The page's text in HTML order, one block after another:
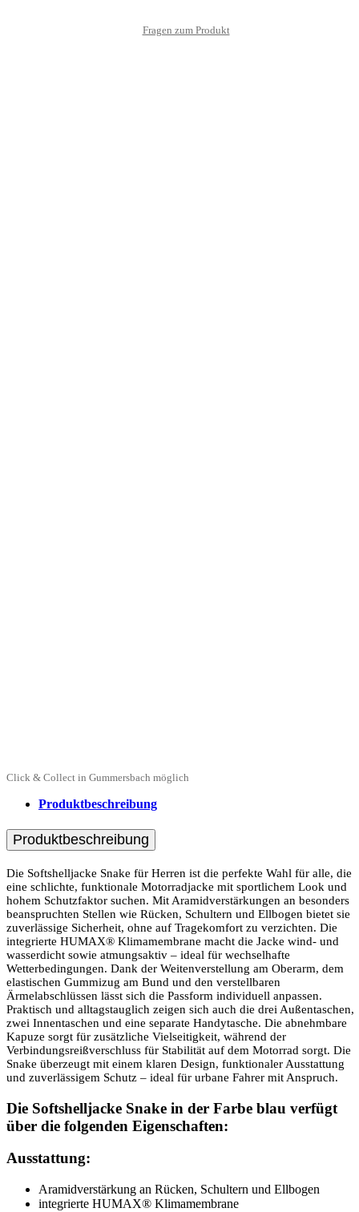
Fragen zum Produkt
Click & Collect in Gummersbach möglich
Produktbeschreibung
Produktbeschreibung
Die Softshelljacke Snake für Herren ist die perfekte Wahl für alle, die
eine schlichte, funktionale Motorradjacke mit sportlichem Look und
hohem Schutzfaktor suchen. Mit Aramidverstärkungen an besonders
beanspruchten Stellen wie Rücken, Schultern und Ellbogen bietet sie
zuverlässige Sicherheit, ohne auf Tragekomfort zu verzichten. Die
integrierte HUMAX® Klimamembrane macht die Jacke wind- und
wasserdicht sowie atmungsaktiv – ideal für wechselhafte
Wetterbedingungen. Dank der Weitenverstellung am Oberarm, dem
elastischen Gummizug am Bund und den verstellbaren
Ärmelabschlüssen lässt sich die Passform individuell anpassen.
Praktisch und alltagstauglich zeigen sich auch die drei Außentaschen,
zwei Innentaschen und eine separate Handytasche. Die abnehmbare
Kapuze sorgt für zusätzliche Vielseitigkeit, während der
Verbindungsreißverschluss für Stabilität auf dem Motorrad sorgt. Die
Snake überzeugt mit einem klaren Design, funktionaler Ausstattung
und zuverlässigem Schutz – ideal für urbane Fahrer mit Anspruch.
Die Softshelljacke Snake in der Farbe blau verfügt
über die folgenden Eigenschaften:
Ausstattung:
Aramidverstärkung an Rücken, Schultern und Ellbogen
integrierte HUMAX® Klimamembrane